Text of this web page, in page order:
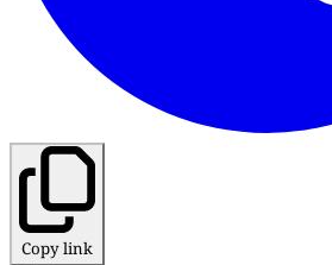
Copy link